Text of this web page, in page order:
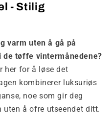
- Stilig
varm uten å gå på
tøffe vintermånedene?
her for å løse det
kombinerer luksuriøs
noe som gir deg
å ofre utseendet ditt.